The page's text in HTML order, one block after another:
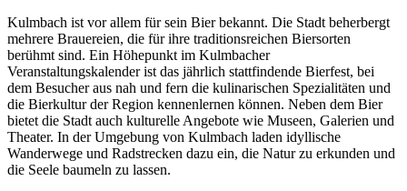
Kulmbach ist vor allem für sein Bier bekannt. Die Stadt beherbergt
mehrere Brauereien, die für ihre traditionsreichen Biersorten
berühmt sind. Ein Höhepunkt im Kulmbacher
Veranstaltungskalender ist das jährlich stattfindende Bierfest, bei
dem Besucher aus nah und fern die kulinarischen Spezialitäten und
die Bierkultur der Region kennenlernen können. Neben dem Bier
bietet die Stadt auch kulturelle Angebote wie Museen, Galerien und
Theater. In der Umgebung von Kulmbach laden idyllische
Wanderwege und Radstrecken dazu ein, die Natur zu erkunden und
die Seele baumeln zu lassen.